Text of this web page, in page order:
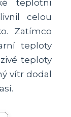
teplotní
celou
Zatímco
teploty
teploty
vítr dodal